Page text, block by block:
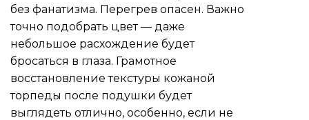
без фанатизма. Перегрев опасен. Важно
точно подобрать цвет — даже
небольшое расхождение будет
бросаться в глаза. Грамотное
восстановление текстуры кожаной
торпеды после подушки будет
выглядеть отлично, особенно, если не